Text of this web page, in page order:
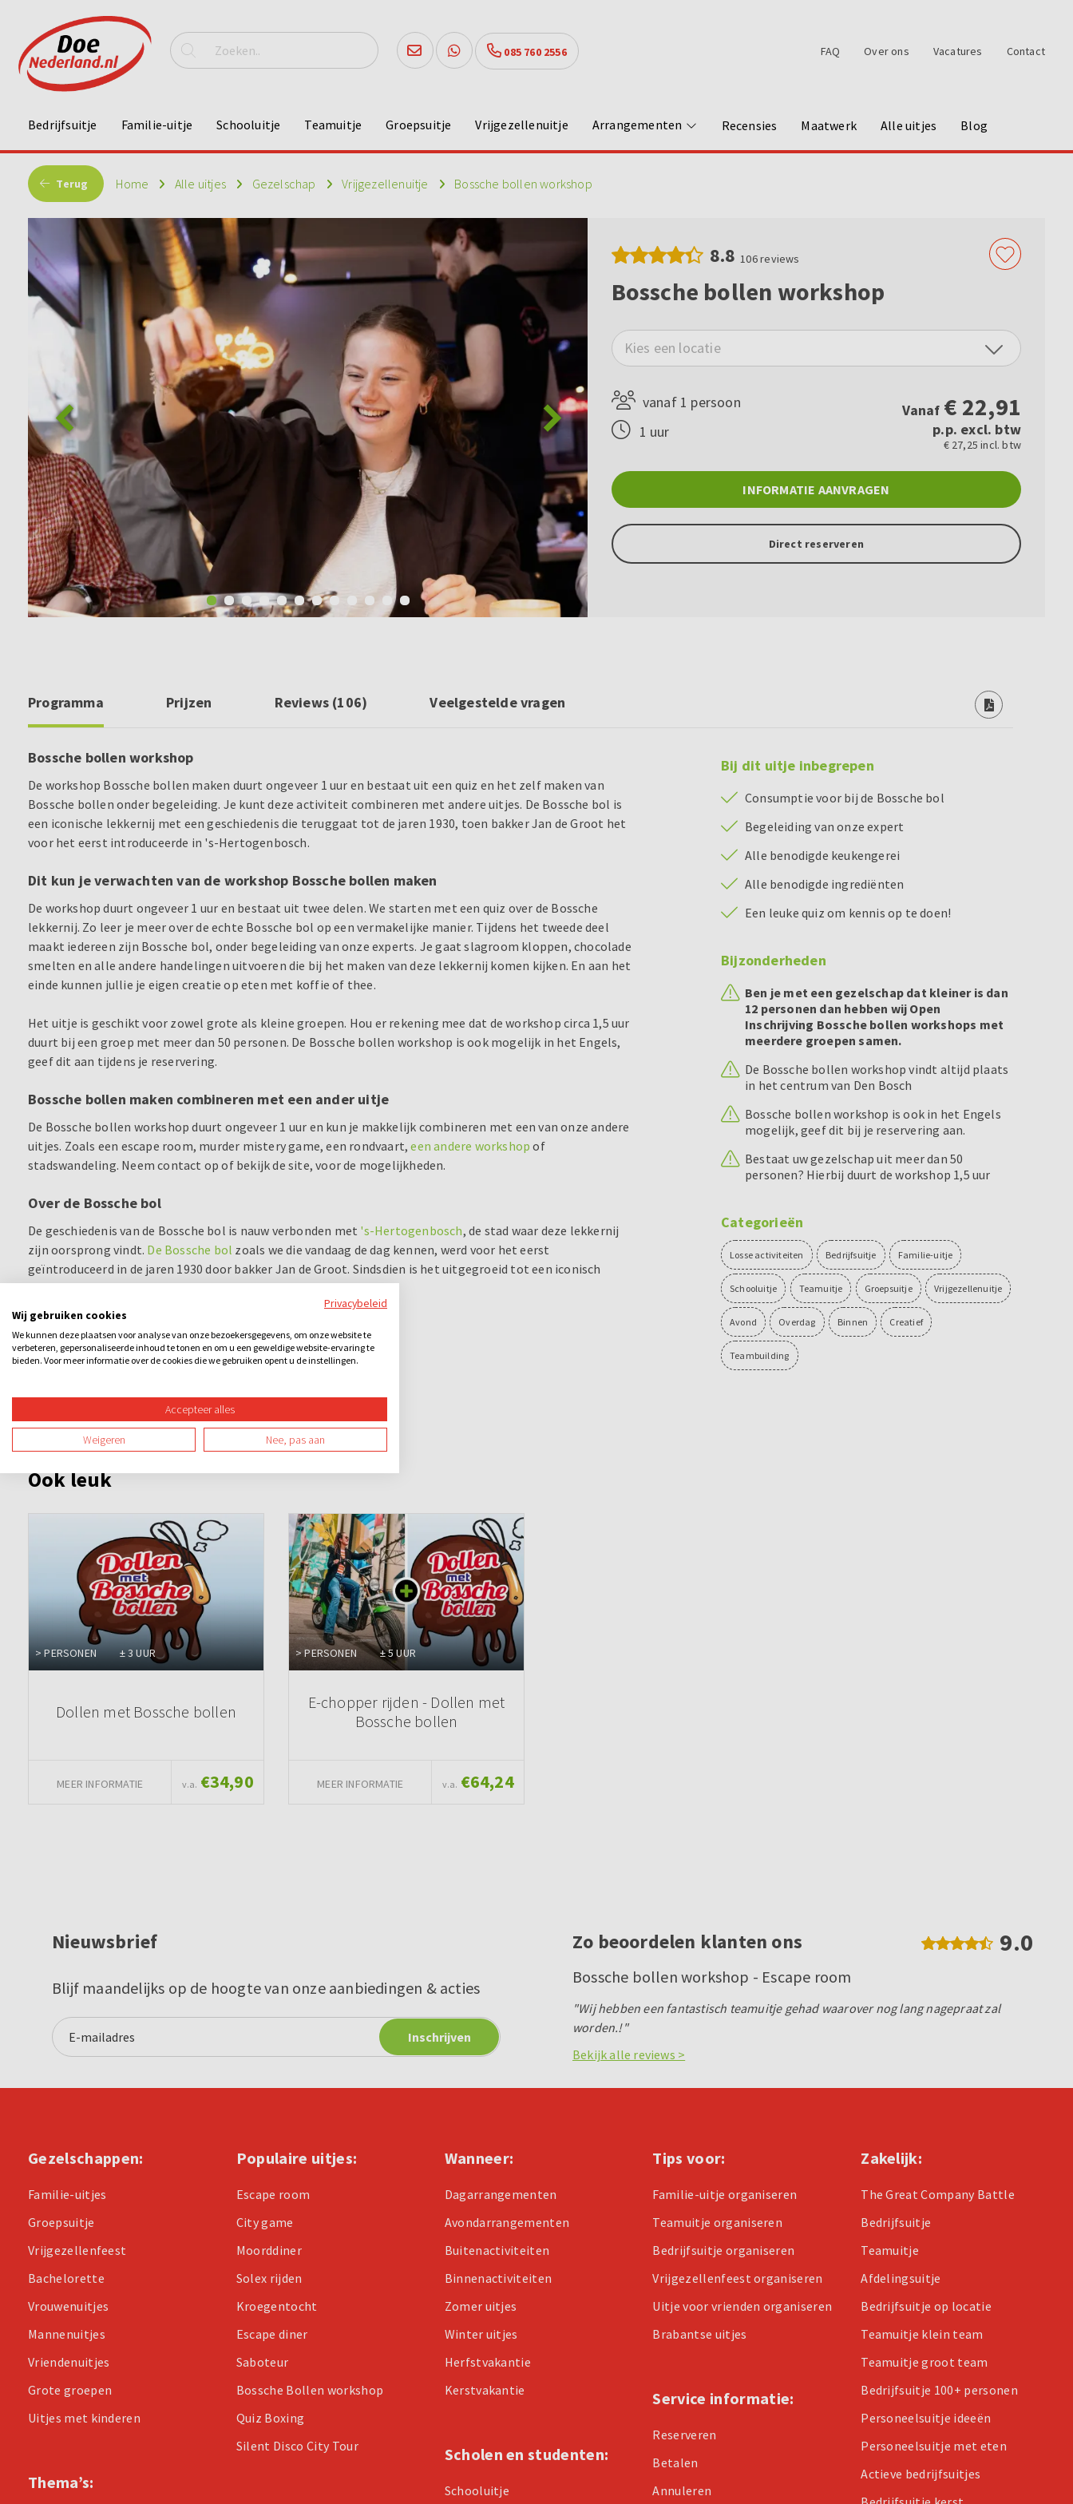
085 760 2556 FAQ Over ons Vacatures Contact
Bedrijfsuitje Familie-uitje Schooluitje Teamuitje Groepsuitje Vrijgezellenuitje Arrangementen Recensies Maatwerk Alle uitjes Blog
Terug Home Alle uitjes Gezelschap Vrijgezellenuitje Bossche bollen workshop
8.8 106reviews
Bossche bollen workshop
Kies een locatie
vanaf 1 persoon
1 uur
Vanaf € 22,91
p.p. excl. btw
€ 27,25 incl. btw
INFORMATIE AANVRAGEN
Direct reserveren
Programma Prijzen Reviews (106) Veelgestelde vragen
Bossche bollen workshop
De workshop Bossche bollen maken duurt ongeveer 1 uur en bestaat uit een quiz en het zelf maken van
Bossche bollen onder begeleiding. Je kunt deze activiteit combineren met andere uitjes. De Bossche bol is
een iconische lekkernij met een geschiedenis die teruggaat tot de jaren 1930, toen bakker Jan de Groot het
voor het eerst introduceerde in 's-Hertogenbosch.
Dit kun je verwachten van de workshop Bossche bollen maken
De workshop duurt ongeveer 1 uur en bestaat uit twee delen. We starten met een quiz over de Bossche
lekkernij. Zo leer je meer over de echte Bossche bol op een vermakelijke manier. Tijdens het tweede deel
maakt iedereen zijn Bossche bol, onder begeleiding van onze experts. Je gaat slagroom kloppen, chocolade
smelten en alle andere handelingen uitvoeren die bij het maken van deze lekkernij komen kijken. En aan het
einde kunnen jullie je eigen creatie op eten met koffie of thee.
Het uitje is geschikt voor zowel grote als kleine groepen. Hou er rekening mee dat de workshop circa 1,5 uur
duurt bij een groep met meer dan 50 personen. De Bossche bollen workshop is ook mogelijk in het Engels,
geef dit aan tijdens je reservering.
Bossche bollen maken combineren met een ander uitje
De Bossche bollen workshop duurt ongeveer 1 uur en kun je makkelijk combineren met een van onze andere
uitjes. Zoals een escape room, murder mistery game, een rondvaart,een andere workshop of
stadswandeling. Neem contact op of bekijk de site, voor de mogelijkheden.
Over de Bossche bol
De geschiedenis van de Bossche bol is nauw verbonden met 's-Hertogenbosch, de stad waar deze lekkernij
zijn oorsprong vindt. De Bossche bol zoals we die vandaag de dag kennen, werd voor het eerst
geïntroduceerd in de jaren 1930 door bakker Jan de Groot. Sindsdien is het uitgegroeid tot een iconisch
dessert en een ware specialiteit van de stad.
Bij dit uitje inbegrepen
Consumptie voor bij de Bossche bol
Begeleiding van onze expert
Alle benodigde keukengerei
Alle benodigde ingrediënten
Een leuke quiz om kennis op te doen!
Bijzonderheden
Ben je met een gezelschap dat kleiner is dan
12 personen dan hebben wij Open
Inschrijving Bossche bollen workshops met
meerdere groepen samen.
De Bossche bollen workshop vindt altijd plaats
in het centrum van Den Bosch
Bossche bollen workshop is ook in het Engels
mogelijk, geef dit bij je reservering aan.
Bestaat uw gezelschap uit meer dan 50
personen? Hierbij duurt de workshop 1,5 uur
Categorieën
Losse activiteiten Bedrijfsuitje Familie-uitje
Schooluitje Teamuitje Groepsuitje Vrijgezellenuitje
Avond Overdag Binnen Creatief
Teambuilding
Ook leuk
> PERSONEN ± 3 UUR
Dollen met Bossche bollen
MEER INFORMATIE v.a. €34,90
> PERSONEN ± 5 UUR
E-chopper rijden - Dollen met
Bossche bollen
MEER INFORMATIE v.a. €64,24
Nieuwsbrief
Blijf maandelijks op de hoogte van onze aanbiedingen & acties
Zo beoordelen klanten ons 9.0
Bossche bollen workshop - Escape room
"Wij hebben een fantastisch teamuitje gehad waarover nog lang nagepraat zal
worden.!"
Bekijk alle reviews >
Gezelschappen:
Familie-uitjes
Groepsuitje
Vrijgezellenfeest
Bachelorette
Vrouwenuitjes
Mannenuitjes
Vriendenuitjes
Grote groepen
Uitjes met kinderen
Thema’s:
Populaire uitjes:
Escape room
City game
Moorddiner
Solex rijden
Kroegentocht
Escape diner
Saboteur
Bossche Bollen workshop
Quiz Boxing
Silent Disco City Tour
Wanneer:
Dagarrangementen
Avondarrangementen
Buitenactiviteiten
Binnenactiviteiten
Zomer uitjes
Winter uitjes
Herfstvakantie
Kerstvakantie
Scholen en studenten:
Schooluitje
Tips voor:
Familie-uitje organiseren
Teamuitje organiseren
Bedrijfsuitje organiseren
Vrijgezellenfeest organiseren
Uitje voor vrienden organiseren
Brabantse uitjes
Service informatie:
Reserveren
Betalen
Annuleren
Zakelijk:
The Great Company Battle
Bedrijfsuitje
Teamuitje
Afdelingsuitje
Bedrijfsuitje op locatie
Teamuitje klein team
Teamuitje groot team
Bedrijfsuitje 100+ personen
Personeelsuitje ideeën
Personeelsuitje met eten
Actieve bedrijfsuitjes
Privacybeleid
Wij gebruiken cookies
We kunnen deze plaatsen voor analyse van onze bezoekersgegevens, om onze website te
verbeteren, gepersonaliseerde inhoud te tonen en om u een geweldige website-ervaring te
bieden. Voor meer informatie over de cookies die we gebruiken opent u de instellingen.
Accepteer alles
Weigeren Nee, pas aan